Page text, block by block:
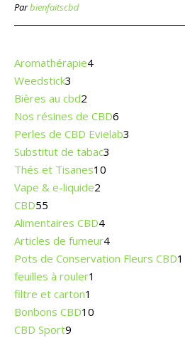
Parbienfaitscbd
Aromathérapie44 produits
Weedstick3
Bières au cbd2
Nos résines de CBD6
Perles de CBD Evielab3
Substitut de tabac3
Thés et Tisanes10
Vape & e-liquide2
CBD55
Alimentaires CBD44 produits
Articles de fumeur44 produits
Pots de Conservation Fleurs CBD1
feuilles à rouler1
filtre et carton1
Bonbons CBD10
CBD Sport9